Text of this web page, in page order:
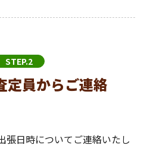
STEP.2
定員からご連絡
張日時についてご連絡いたし